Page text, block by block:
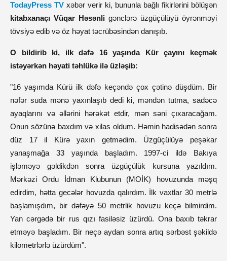
TodayPress TV xəbər verir ki, bununla bağlı fikirlərini bölüşən
kitabxanaçı Vüqar Həsənli gənclərə üzgüçülüyü öyrənməyi
tövsiyə edib və öz həyat təcrübəsindən danışıb.
O bildirib ki, ilk dəfə 16 yaşında Kür çayını keçmək
istəyərkən həyati təhlükə ilə üzləşib:
"16 yaşımda Kürü ilk dəfə keçəndə çox çətinə düşdüm. Bir
nəfər suda mənə yaxınlaşıb dedi ki, məndən tutma, sadəcə
ayaqlarını və əllərini hərəkət etdir, mən səni çıxaracağam.
Onun sözünə baxdım və xilas oldum. Həmin hadisədən sonra
düz 17 il Kürə yaxın getmədim. Üzgüçülüyə peşəkar
yanaşmağa 33 yaşında başladım. 1997-ci ildə Bakıya
işləməyə gəldikdən sonra üzgüçülük kursuna yazıldım.
Mərkəzi Ordu İdman Klubunun (MOİK) hovuzunda məşq
edirdim, hətta gecələr hovuzda qalırdım. İlk vaxtlar 30 metrlə
başlamışdım, bir dəfəyə 50 metrlik hovuzu keçə bilmirdim.
Yan cərgədə bir rus qızı fasiləsiz üzürdü. Ona baxıb təkrar
etməyə başladım. Bir neçə aydan sonra artıq sərbəst şəkildə
kilometrlərlə üzürdüm".